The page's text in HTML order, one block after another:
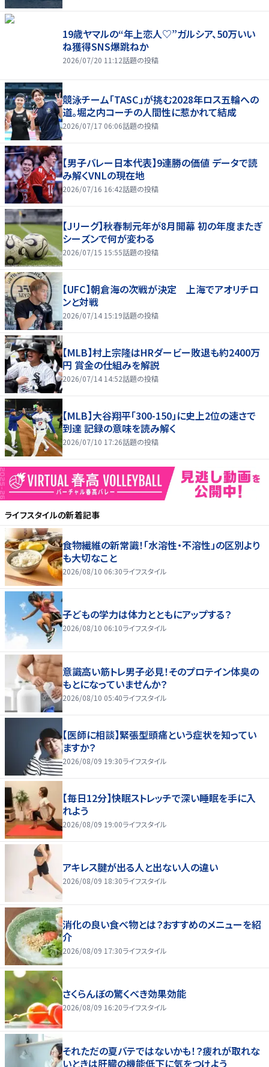
19歳ヤマルの“年上恋人♡”ガルシア、50万いい
ね獲得SNS爆跳ねか
2026/07/20 11:12話題の投稿
競泳チーム「TASC」が挑む2028年ロス五輪への
道。堀之内コーチの人間性に惹かれて結成
2026/07/17 06:06話題の投稿
【男子バレー日本代表】9連勝の価値 データで読
み解くVNLの現在地
2026/07/16 16:42話題の投稿
【Jリーグ】秋春制元年が8月開幕 初の年度またぎ
シーズンで何が変わる
2026/07/15 15:55話題の投稿
【UFC】朝倉海の次戦が決定 上海でアオリチロ
ンと対戦
2026/07/14 15:19話題の投稿
【MLB】村上宗隆はHRダービー敗退も約2400万
円 賞金の仕組みを解説
2026/07/14 14:52話題の投稿
【MLB】大谷翔平「300-150」に史上2位の速さで
到達 記録の意味を読み解く
2026/07/10 17:26話題の投稿
ライフスタイルの新着記事
食物繊維の新常識！「水溶性・不溶性」の区別より
も大切なこと
2026/08/10 06:30ライフスタイル
子どもの学力は体力とともにアップする？
2026/08/10 06:10ライフスタイル
意識高い筋トレ男子必見！そのプロテイン体臭の
もとになっていませんか？
2026/08/10 05:40ライフスタイル
【医師に相談】緊張型頭痛という症状を知ってい
ますか？
2026/08/09 19:30ライフスタイル
【毎日12分】快眠ストレッチで深い睡眠を手に入
れよう
2026/08/09 19:00ライフスタイル
アキレス腱が出る人と出ない人の違い
2026/08/09 18:30ライフスタイル
消化の良い食べ物とは？おすすめのメニューを紹
介
2026/08/09 17:30ライフスタイル
さくらんぼの驚くべき効果効能
2026/08/09 16:20ライフスタイル
それただの夏バテではないかも！？疲れが取れな
いときは肝臓の機能低下に気をつけよう